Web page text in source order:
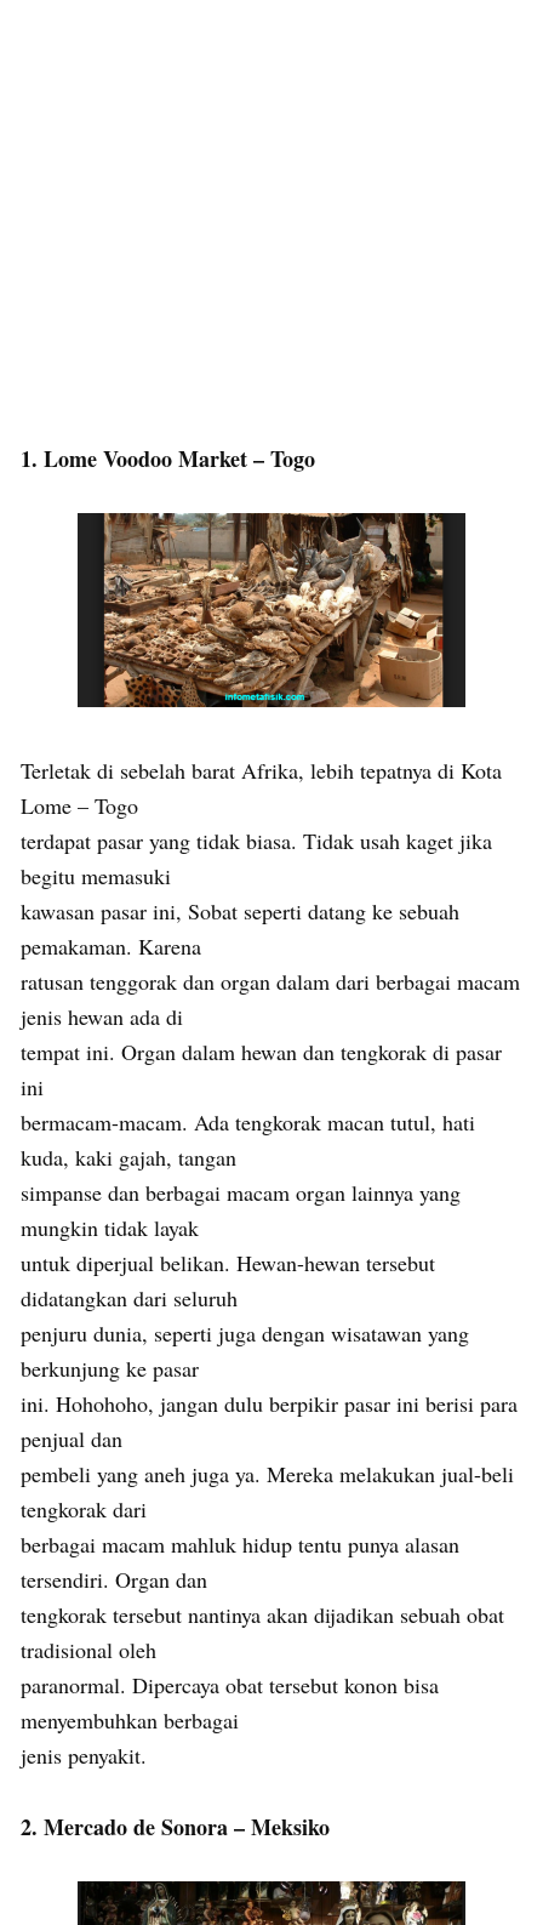
1. Lome Voodoo Market – Togo
Terletak di sebelah barat Afrika, lebih tepatnya di Kota
Lome – Togo
terdapat pasar yang tidak biasa. Tidak usah kaget jika
begitu memasuki
kawasan pasar ini, Sobat seperti datang ke sebuah
pemakaman. Karena
ratusan tenggorak dan organ dalam dari berbagai macam
jenis hewan ada di
tempat ini. Organ dalam hewan dan tengkorak di pasar
ini
bermacam-macam. Ada tengkorak macan tutul, hati
kuda, kaki gajah, tangan
simpanse dan berbagai macam organ lainnya yang
mungkin tidak layak
untuk diperjual belikan. Hewan-hewan tersebut
didatangkan dari seluruh
penjuru dunia, seperti juga dengan wisatawan yang
berkunjung ke pasar
ini. Hohohoho, jangan dulu berpikir pasar ini berisi para
penjual dan
pembeli yang aneh juga ya. Mereka melakukan jual-beli
tengkorak dari
berbagai macam mahluk hidup tentu punya alasan
tersendiri. Organ dan
tengkorak tersebut nantinya akan dijadikan sebuah obat
tradisional oleh
paranormal. Dipercaya obat tersebut konon bisa
menyembuhkan berbagai
jenis penyakit.
2. Mercado de Sonora – Meksiko